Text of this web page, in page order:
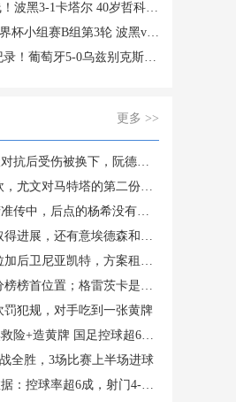
40岁哲科造对手乌龙卡塔尔小组出局
B组第3轮 波黑vs卡塔尔 进球视频
5-0乌兹别克斯坦 门德斯任意球建功
更多 >>
受伤被换下，阮德英替补登场
马特塔的第二份报价仍遭拒绝
，后点的杨希没有顶到皮球
还有意埃德森和若昂·戈麦斯
亚凯特，方案租借+买断选项
位置；格雷茨卡是我的支柱
犯规，对手吃到一张黄牌
黄牌 国足控球超6成+4射0正
全胜，3场比赛上半场进球
率超6成，射门4-3，射正0-2